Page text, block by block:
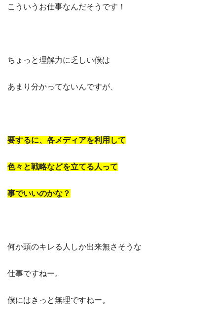
こういうお仕事なんだそうです！
ちょっと理解力に乏しい僕は
あまり分かってないんですが、
要するに、各メディアを利用して
色々と戦略などを立てる人って
事でいいのかな？
何か頭のキレる人しか出来無さそうな
仕事ですねー。
僕にはきっと無理ですねー。